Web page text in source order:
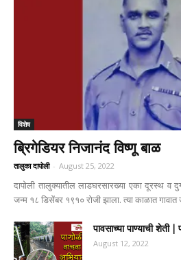
विशेष
ब्रिगेडियर निजानंद विष्णू बाळ
तालुका दापोली - August 25, 2022
दापोली तालुक्यातील लाडघरसारख्या एका दूरस्थ व
जन्म १८ डिसेंबर १९१० रोजी झाला. त्या काळात गावात
पावसाच्या पाण्याची शेती |
August 12, 2022